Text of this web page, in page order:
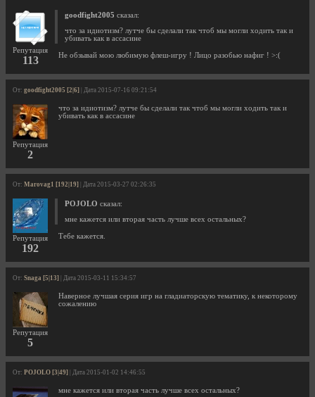
Репутация
113
goodfight2005 сказал:
что за идиотизм? лутче бы сделали так чтоб мы могли ходить так и
убивать как в ассасине
Не обзывай мою любимую флеш-игру ! Лицо разобью нафиг ! >:(
От: goodfight2005 [2|6] | Дата 2015-07-16 09:21:54
Репутация
2
что за идиотизм? лутче бы сделали так чтоб мы могли ходить так и
убивать как в ассасине
От: Marovag1 [192|19] | Дата 2015-03-27 02:26:35
Репутация
192
POJOLO сказал:
мне кажется или вторая часть лучше всех остальных?
Тебе кажется.
От: Snaga [5|13] | Дата 2015-03-11 15:34:57
Репутация
5
Наверное лучшая серия игр на гладиаторскую тематику, к некоторому
сожалению
От: POJOLO [3|49] | Дата 2015-01-02 14:46:55
мне кажется или вторая часть лучше всех остальных?